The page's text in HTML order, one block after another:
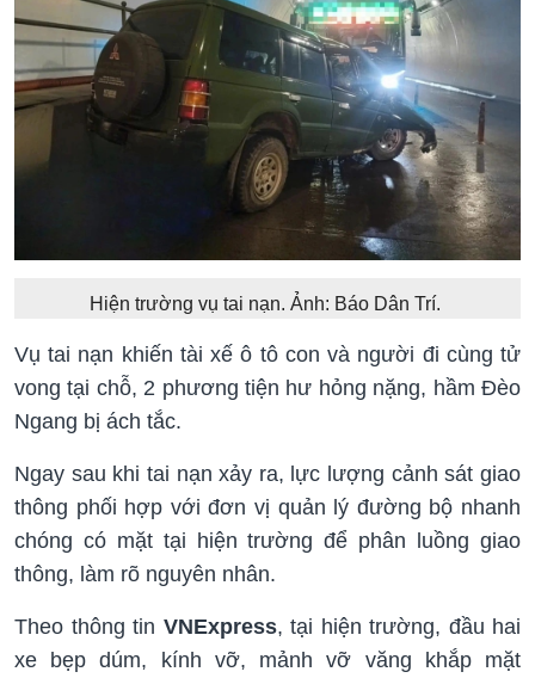
Hiện trường vụ tai nạn. Ảnh: Báo Dân Trí.
Vụ tai nạn khiến tài xế ô tô con và người đi cùng tử
vong tại chỗ, 2 phương tiện hư hỏng nặng, hầm Đèo
Ngang bị ách tắc.
Ngay sau khi tai nạn xảy ra, lực lượng cảnh sát giao
thông phối hợp với đơn vị quản lý đường bộ nhanh
chóng có mặt tại hiện trường để phân luồng giao
thông, làm rõ nguyên nhân.
Theo thông tin VNExpress, tại hiện trường, đầu hai
xe bẹp dúm, kính vỡ, mảnh vỡ văng khắp mặt